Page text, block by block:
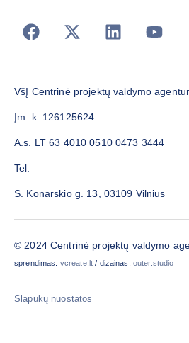
VšĮ Centrinė projektų valdymo
Įm. k. 126125624
A.s. LT 63 4010 0510 0473 3444
Tel.
S. Konarskio g. 13, 03109 Vilnius
© 2024 Centrinė projektų valdymo
sprendimas: vcreate.lt / dizainas: outer.studio
Slapukų nuostatos